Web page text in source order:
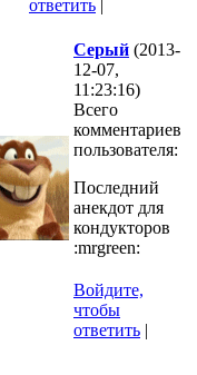
ответить |
Серый (2013-
12-07,
11:23:16)
Всего
комментариев
пользователя:
Последний
анекдот для
кондукторов
:mrgreen:
Войдите,
чтобы
ответить |